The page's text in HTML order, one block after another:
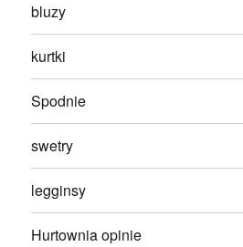
bluzy
kurtki
Spodnie
swetry
legginsy
Hurtownia opinie